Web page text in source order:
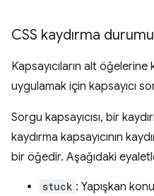
CSS kaydırma
Kapsayıcıların alt
uygulamak için kapsayıcı
Sorgu kapsayıcısı, bir
kaydırma kapsayıcının
bir öğedir. Aşağıdaki
stuck : Yapışkan